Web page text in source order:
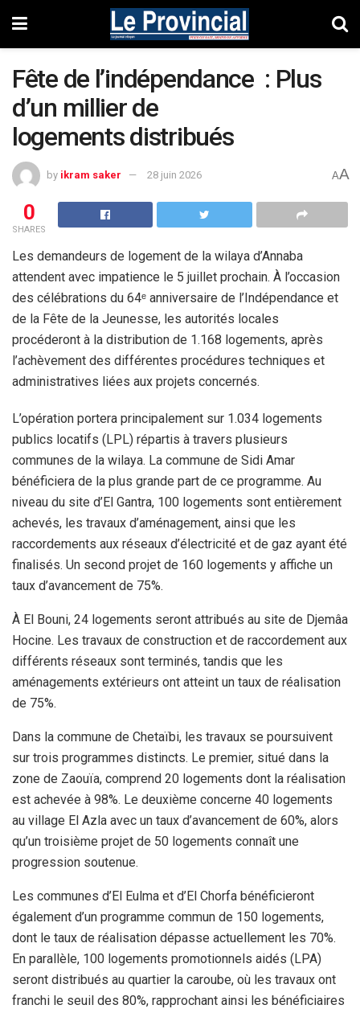
Fête de l’indépendance : Plus
d’un millier de
logements distribués
by ikram saker 28 juin 2026 AA
0
SHARES
Les demandeurs de logement de la wilaya d’Annaba
attendent avec impatience le 5 juillet prochain. À l’occasion
des célébrations du 64ᵉ anniversaire de l’Indépendance et
de la Fête de la Jeunesse, les autorités locales
procéderont à la distribution de 1.168 logements, après
l’achèvement des différentes procédures techniques et
administratives liées aux projets concernés.
L’opération portera principalement sur 1.034 logements
publics locatifs (LPL) répartis à travers plusieurs
communes de la wilaya. La commune de Sidi Amar
bénéficiera de la plus grande part de ce programme. Au
niveau du site d’El Gantra, 100 logements sont entièrement
achevés, les travaux d’aménagement, ainsi que les
raccordements aux réseaux d’électricité et de gaz ayant été
finalisés. Un second projet de 160 logements y affiche un
taux d’avancement de 75%.
À El Bouni, 24 logements seront attribués au site de Djemâa
Hocine. Les travaux de construction et de raccordement aux
différents réseaux sont terminés, tandis que les
aménagements extérieurs ont atteint un taux de réalisation
de 75%.
Dans la commune de Chetaïbi, les travaux se poursuivent
sur trois programmes distincts. Le premier, situé dans la
zone de Zaouïa, comprend 20 logements dont la réalisation
est achevée à 98%. Le deuxième concerne 40 logements
au village El Azla avec un taux d’avancement de 60%, alors
qu’un troisième projet de 50 logements connaît une
progression soutenue.
Les communes d’El Eulma et d’El Chorfa bénéficieront
également d’un programme commun de 150 logements,
dont le taux de réalisation dépasse actuellement les 70%.
En parallèle, 100 logements promotionnels aidés (LPA)
seront distribués au quartier la caroube, où les travaux ont
franchi le seuil des 80%, rapprochant ainsi les bénéficiaires